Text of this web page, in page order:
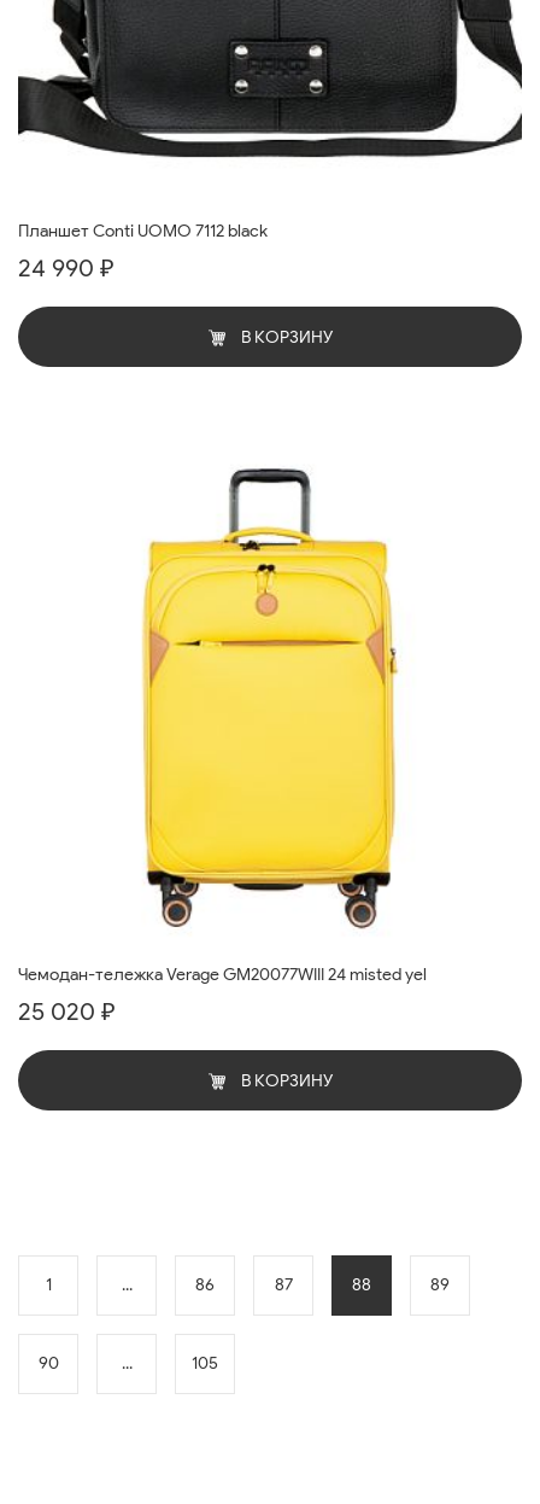
Планшет Conti UOMO 7112 black
24 990 ₽
В КОРЗИНУ
Чемодан-тележка Verage GM20077WIII 24 misted yel
25 020 ₽
В КОРЗИНУ
1 ... 86 87 88 89
90 ... 105